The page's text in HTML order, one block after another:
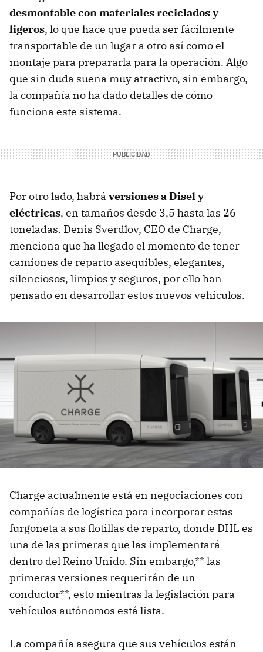
desmontable con materiales reciclados y
ligeros, lo que hace que pueda ser fácilmente
transportable de un lugar a otro así como el
montaje para prepararla para la operación. Algo
que sin duda suena muy atractivo, sin embargo,
la compañía no ha dado detalles de cómo
funciona este sistema.
Por otro lado, habrá versiones a Disel y
eléctricas, en tamaños desde 3,5 hasta las 26
toneladas. Denis Sverdlov, CEO de Charge,
menciona que ha llegado el momento de tener
camiones de reparto asequibles, elegantes,
silenciosos, limpios y seguros, por ello han
pensado en desarrollar estos nuevos vehículos.
Charge actualmente está en negociaciones con
compañías de logística para incorporar estas
furgoneta a sus flotillas de reparto, donde DHL es
una de las primeras que las implementará
dentro del Reino Unido. Sin embargo,** las
primeras versiones requerirán de un
conductor**, esto mientras la legislación para
vehículos autónomos está lista.
La compañía asegura que sus vehículos están